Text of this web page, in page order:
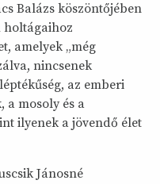
Balázs köszöntőjében
holtágaihoz
amelyek „még
nincsenek
az emberi
a mosoly és a
ilyenek a jövendő élet
Jánosné